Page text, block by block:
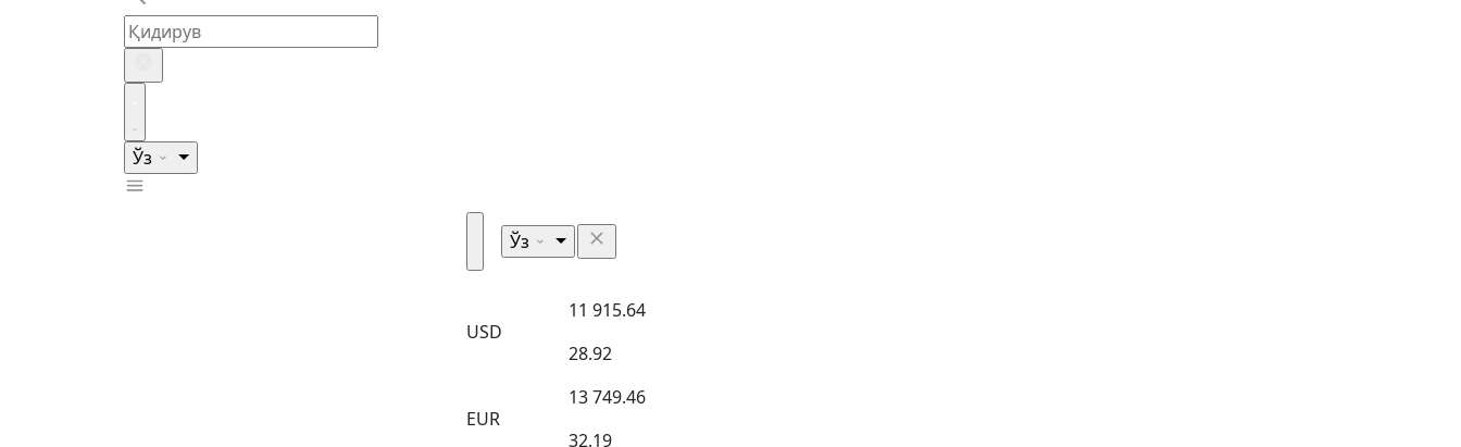
Ўз
Ўз
USD
11 915.64
28.92
EUR
13 749.46
32.19